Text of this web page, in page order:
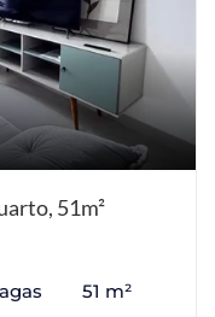
51m²
51 m²